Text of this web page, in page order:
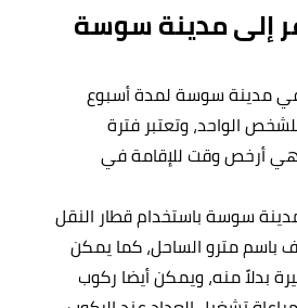
إلى مدينة سوسة
في مدينة سوسة لمدة أسبوع
دولاراً للشخص الواحد، وتعتبر فترة
أرخص وقت للإقامة في
سوسة باستخدام قطار النقل
باسم مترو الساحل، كما يمكن
بدلاً منه، ويمكن أيضا ركوب